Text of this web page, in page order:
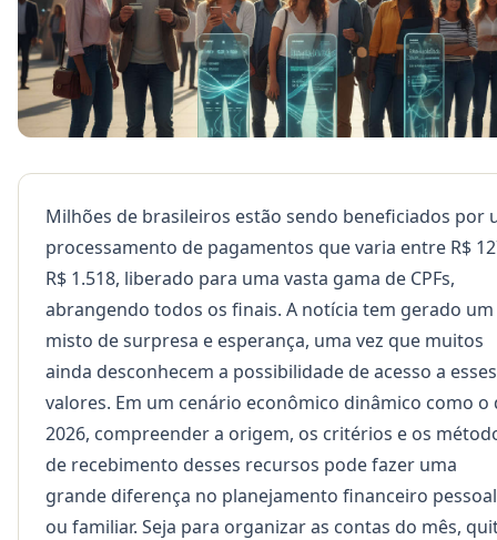
Milhões de brasileiros estão sendo beneficiados por
processamento de pagamentos que varia entre R$
R$ 1.518, liberado para uma vasta gama de CPFs,
abrangendo todos os finais. A notícia tem gerado um
misto de surpresa e esperança, uma vez que muitos
ainda desconhecem a possibilidade de acesso a esses
valores. Em um cenário econômico dinâmico como o
2026, compreender a origem, os critérios e os
de recebimento desses recursos pode fazer uma
grande diferença no planejamento financeiro pessoal
ou familiar. Seja para organizar as contas do mês,